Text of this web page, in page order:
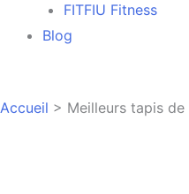
FITFIU Fitness
Blog
Accueil > Meilleurs tapis